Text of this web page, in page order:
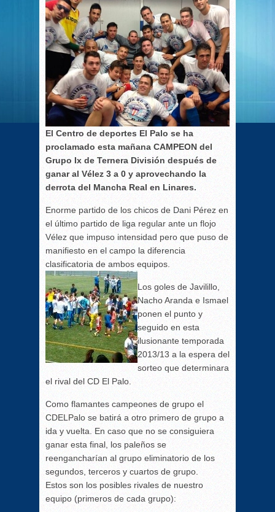
El Centro de deportes El Palo se ha
proclamado esta mañana CAMPEON del
Grupo Ix de Ternera División después de
ganar al Vélez 3 a 0 y aprovechando la
derrota del Mancha Real en Linares.
Enorme partido de los chicos de Dani Pérez en
el último partido de liga regular ante un flojo
Vélez que impuso intensidad pero que puso de
manifiesto en el campo la diferencia
clasificatoria de ambos equipos.
Los goles de Javilillo,
Nacho Aranda e Ismael
ponen el punto y
seguido en esta
ilusionante temporada
2013/13 a la espera del
sorteo que determinara
el rival del CD El Palo.
Como flamantes campeones de grupo el
CDELPalo se batirá a otro primero de grupo a
ida y vuelta. En caso que no se consiguiera
ganar esta final, los paleños se
reengancharían al grupo eliminatorio de los
segundos, terceros y cuartos de grupo.
Estos son los posibles rivales de nuestro
equipo (primeros de cada grupo):